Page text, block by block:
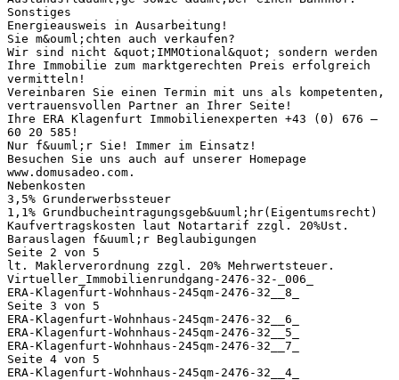
Sonstiges
Energieausweis in Ausarbeitung!
Sie m&ouml;chten auch verkaufen?
Wir sind nicht &quot;IMMOtional&quot; sondern werden
Ihre Immobilie zum marktgerechten Preis erfolgreich
vermitteln!
Vereinbaren Sie einen Termin mit uns als kompetenten,
vertrauensvollen Partner an Ihrer Seite!
Ihre ERA Klagenfurt Immobilienexperten +43 (0) 676 –
60 20 585!
Nur f&uuml;r Sie! Immer im Einsatz!
Besuchen Sie uns auch auf unserer Homepage
www.domusadeo.com.
Nebenkosten
3,5% Grunderwerbssteuer
1,1% Grundbucheintragungsgeb&uuml;hr(Eigentumsrecht)
Kaufvertragskosten laut Notartarif zzgl. 20%Ust.
Barauslagen f&uuml;r Beglaubigungen
Seite 2 von 5
lt. Maklerverordnung zzgl. 20% Mehrwertsteuer.
Virtueller_Immobilienrundgang-2476-32-_006_
ERA-Klagenfurt-Wohnhaus-245qm-2476-32__8_
Seite 3 von 5
ERA-Klagenfurt-Wohnhaus-245qm-2476-32__6_
ERA-Klagenfurt-Wohnhaus-245qm-2476-32__5_
ERA-Klagenfurt-Wohnhaus-245qm-2476-32__7_
Seite 4 von 5
ERA-Klagenfurt-Wohnhaus-245qm-2476-32__4_